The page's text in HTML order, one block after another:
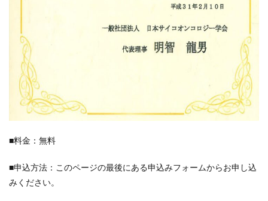
■料金：無料
■申込方法：このページの最後にある申込みフォームからお申し込
みください。